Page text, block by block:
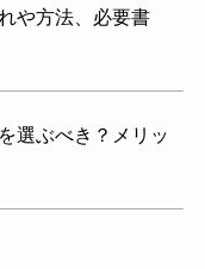
や方法、必要書
選ぶべき？メリッ